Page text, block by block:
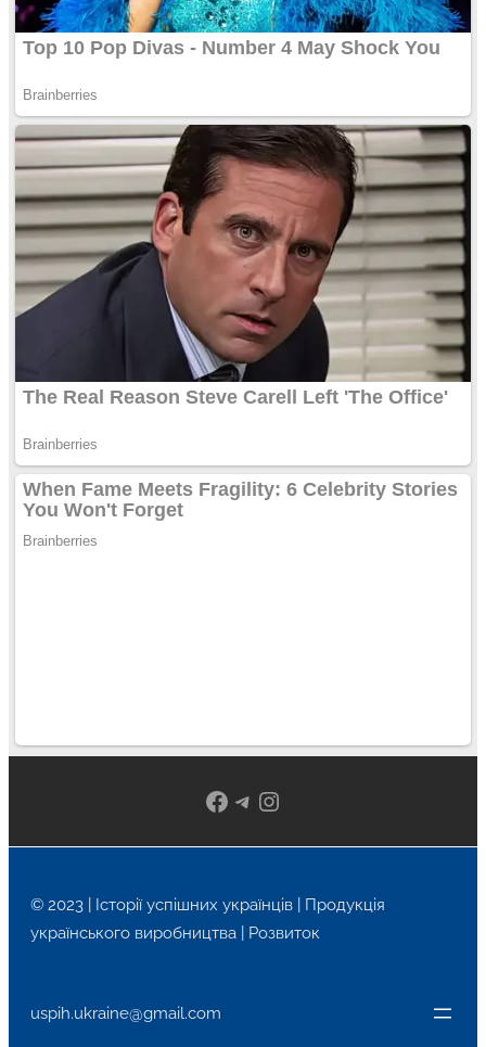
Facebook
Telegram
Instagram
© 2023 | Історії успішних українців | Продукція
українського виробництва | Розвиток
uspih.ukraine@gmail.com